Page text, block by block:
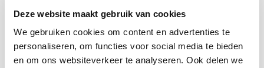
Deze website maakt gebruik van cookies
We gebruiken cookies om content en advertenties te
personaliseren, om functies voor social media te bieden
en om ons websiteverkeer te analyseren. Ook delen we
Een grafsteen kiezen is een heel persoonlijke keuze. Om u een
goed beeld te geven van de mogelijkheden in natuursteen, kunt u
onzetoonzalenbezoeken in Winschoten (Grintweg 67) en
Stadskanaal (Steenhouwer 15). Hier staan tientallen voorbeelden